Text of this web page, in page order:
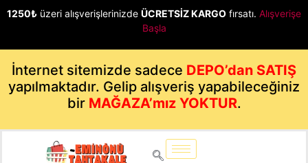
1250₺ üzeri alışverişlerinizde ÜCRETSİZ KARGO fırsatı. Alışverişe
Başla
İnternet sitemizde sadece DEPO’dan SATIŞ
yapılmaktadır. Gelip alışveriş yapabileceğiniz
bir MAĞAZA’mız YOKTUR.